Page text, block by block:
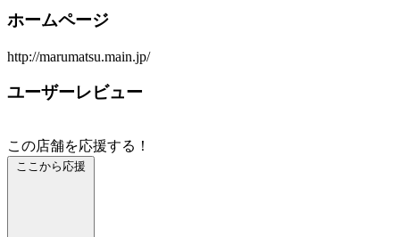
ホームページ
http://marumatsu.main.jp/
ユーザーレビュー
この店舗を応援する！
ここから応援